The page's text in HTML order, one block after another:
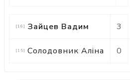
[16] Зайцев Вадим 3
[15] Солодовник Аліна 0